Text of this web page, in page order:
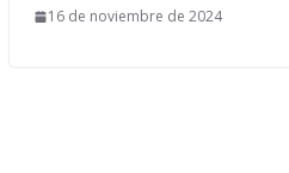
16 de noviembre de 2024